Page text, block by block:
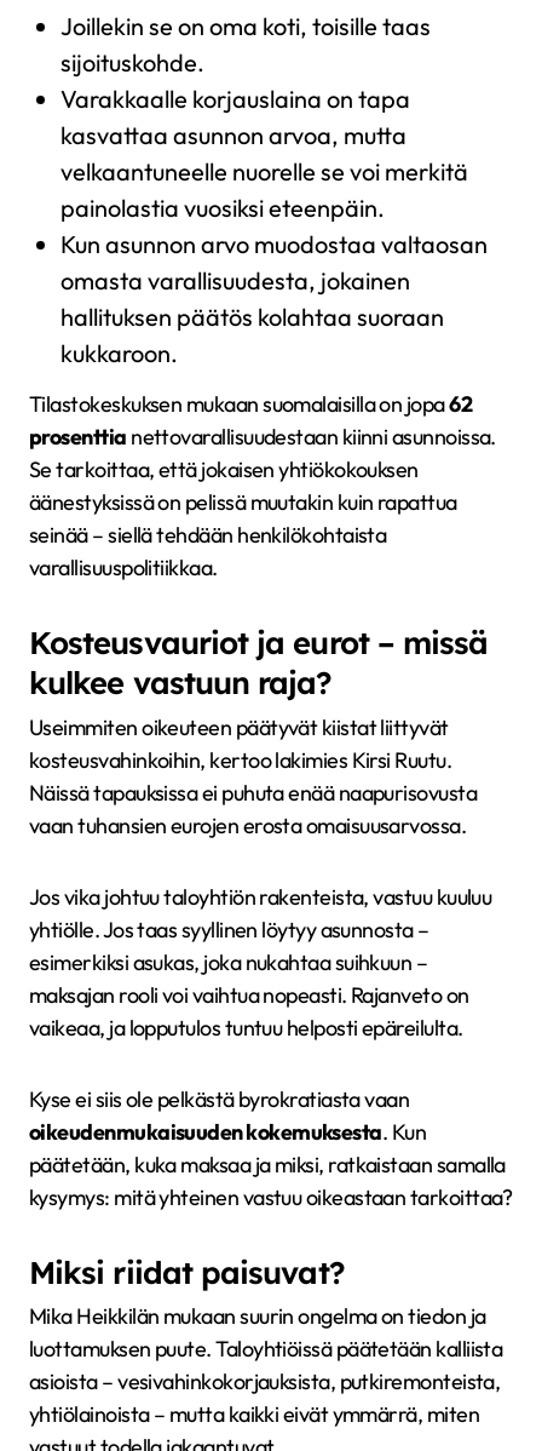
Joillekin se on oma koti, toisille taas
sijoituskohde.
Varakkaalle korjauslaina on tapa
kasvattaa asunnon arvoa, mutta
velkaantuneelle nuorelle se voi merkitä
painolastia vuosiksi eteenpäin.
Kun asunnon arvo muodostaa valtaosan
omasta varallisuudesta, jokainen
hallituksen päätös kolahtaa suoraan
kukkaroon.
Tilastokeskuksen mukaan suomalaisilla on jopa62
prosenttia nettovarallisuudestaan kiinni asunnoissa.
Se tarkoittaa, että jokaisen yhtiökokouksen
äänestyksissä on pelissä muutakin kuin rapattua
seinää – siellä tehdään henkilökohtaista
varallisuuspolitiikkaa.
Kosteusvauriot ja eurot – missä
kulkee vastuun raja?
Useimmiten oikeuteen päätyvät kiistat liittyvät
kosteusvahinkoihin, kertoo lakimies Kirsi Ruutu.
Näissä tapauksissa ei puhuta enää naapurisovusta
vaan tuhansien eurojen erosta omaisuusarvossa.
Jos vika johtuu taloyhtiön rakenteista, vastuu kuuluu
yhtiölle. Jos taas syyllinen löytyy asunnosta –
esimerkiksi asukas, joka nukahtaa suihkuun –
maksajan rooli voi vaihtua nopeasti. Rajanveto on
vaikeaa, ja lopputulos tuntuu helposti epäreilulta.
Kyse ei siis ole pelkästä byrokratiasta vaan
oikeudenmukaisuuden kokemuksesta. Kun
päätetään, kuka maksaa ja miksi, ratkaistaan samalla
kysymys: mitä yhteinen vastuu oikeastaan tarkoittaa?
Miksi riidat paisuvat?
Mika Heikkilän mukaan suurin ongelma on tiedon ja
luottamuksen puute. Taloyhtiöissä päätetään kalliista
asioista – vesivahinkokorjauksista, putkiremonteista,
yhtiölainoista – mutta kaikki eivät ymmärrä, miten